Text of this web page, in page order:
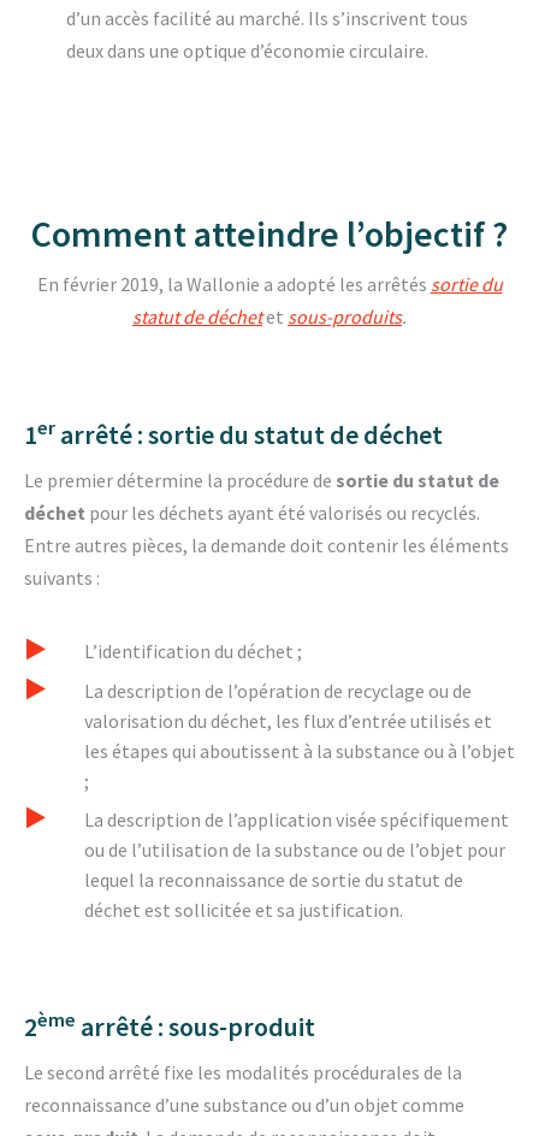
d’un accès facilité au marché. Ils s’inscrivent tous
deux dans une optique d’économie circulaire.
Comment atteindre l’objectif ?
En février 2019, la Wallonie a adopté les arrêtés sortie du
statut de déchetet sous-produits.
1er arrêté : sortie du statut de déchet
Le premier détermine la procédure de sortie du statut de
déchet pour les déchets ayant été valorisés ou recyclés.
Entre autres pièces, la demande doit contenir les éléments
suivants :
L’identification du déchet ;
La description de l’opération de recyclage ou de
valorisation du déchet, les flux d’entrée utilisés et
les étapes qui aboutissent à la substance ou à l’objet
;
La description de l’application visée spécifiquement
ou de l’utilisation de la substance ou de l’objet pour
lequel la reconnaissance de sortie du statut de
déchet est sollicitée et sa justification.
2ème arrêté : sous-produit
Le second arrêté fixe les modalités procédurales de la
reconnaissance d’une substance ou d’un objet comme